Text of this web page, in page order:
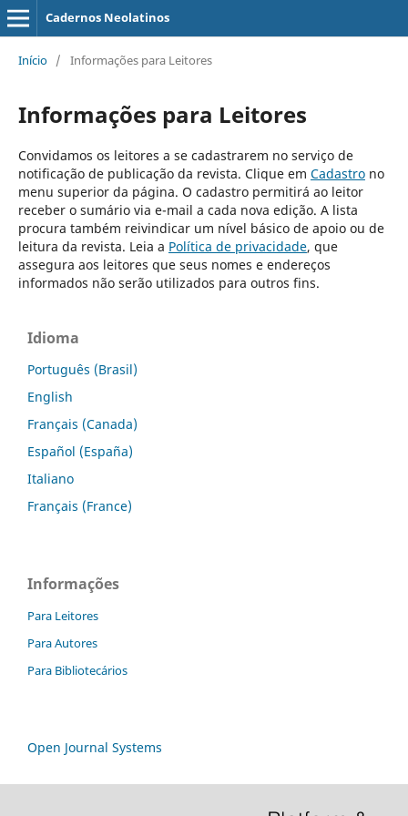
Cadernos Neolatinos
Início / Informações para Leitores
Informações para Leitores
Convidamos os leitores a se cadastrarem no serviço de
notificação de publicação da revista. Clique em Cadastrono
menu superior da página. O cadastro permitirá ao leitor
receber o sumário via e-mail a cada nova edição. A lista
procura também reivindicar um nível básico de apoio ou de
leitura da revista. Leia a Política de privacidade, que
assegura aos leitores que seus nomes e endereços
informados não serão utilizados para outros fins.
Idioma
Português (Brasil)
English
Français (Canada)
Español (España)
Italiano
Français (France)
Informações
Para Leitores
Para Autores
Para Bibliotecários
Open Journal Systems